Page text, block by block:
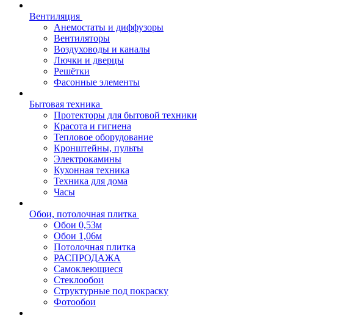
Вентиляция
Анемостаты и диффузоры
Вентиляторы
Воздуховоды и каналы
Лючки и дверцы
Решётки
Фасонные элементы
Бытовая техника
Протекторы для бытовой техники
Красота и гигиена
Тепловое оборудование
Кронштейны, пульты
Электрокамины
Кухонная техника
Техника для дома
Часы
Обои, потолочная плитка
Обои 0,53м
Обои 1,06м
Потолочная плитка
РАСПРОДАЖА
Самоклеющиеся
Стеклообои
Структурные под покраску
Фотообои